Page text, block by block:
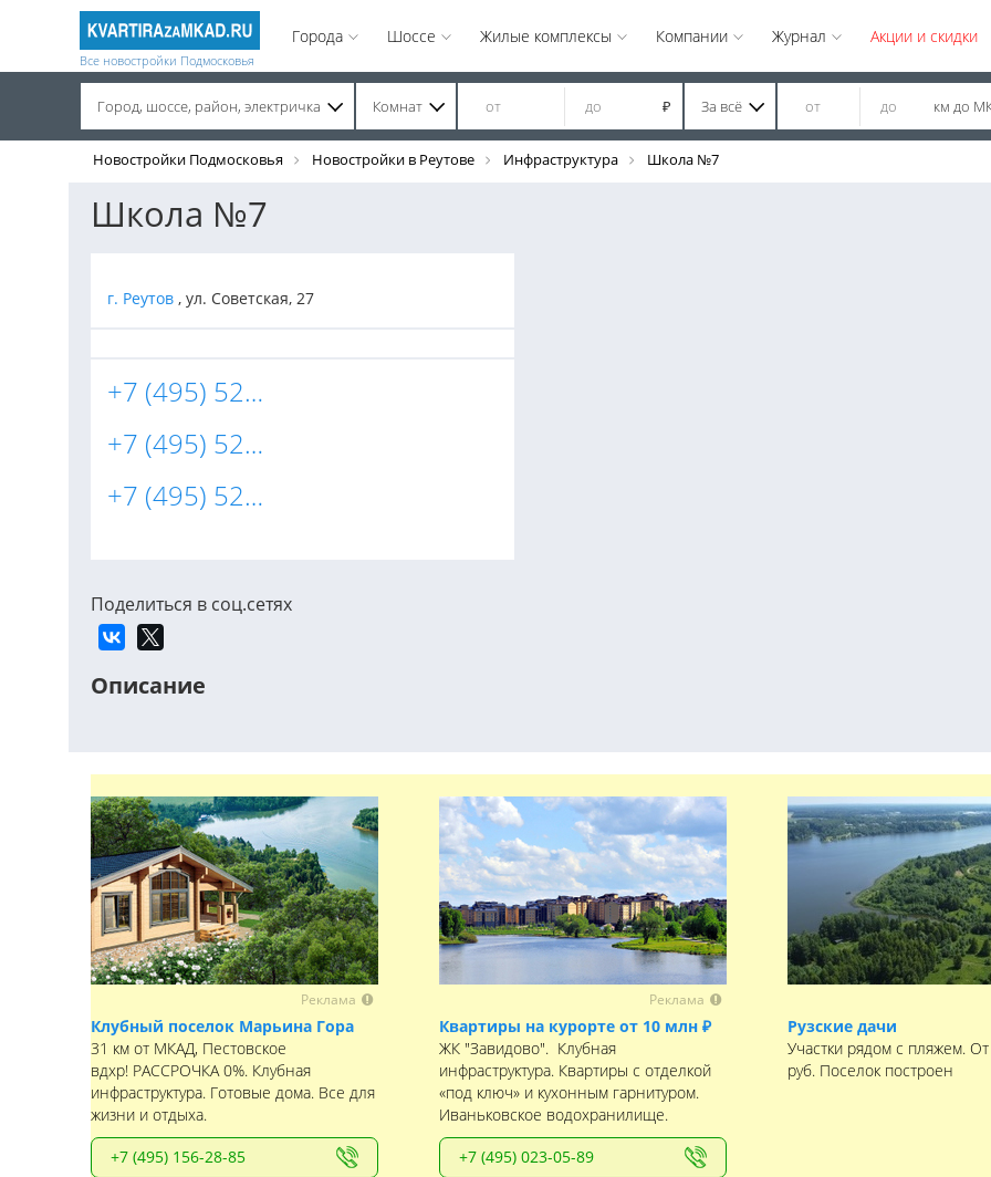
Все новостройки Подмосковья
Города Шоссе Жилые комплексы Компании Журнал Акции и скидки
Город, шоссе, район, электричка Комнат ₽ За всё км до
Новостройки Подмосковья Новостройки в Реутове Инфраструктура Школа №7
Школа №7
г. Реутов , ул. Советская, 27
+7 (495) 528-64-32
+7 (495) 528-02-29
+7 (495) 528-24-51
Поделиться в соц.сетях
Описание
Реклама
Клубный поселок Марьина Гора
31 км от МКАД, Пестовское
вдхр! РАССРОЧКА 0%. Клубная
инфраструктура. Готовые дома. Все для
жизни и отдыха.
+7 (495) 156-28-85
Реклама
Квартиры на курорте от 10 млн ₽
ЖК "Завидово". Клубная
инфраструктура. Квартиры с отделкой
«под ключ» и кухонным гарнитуром.
Иваньковское водохранилище.
+7 (495) 023-05-89
Рузские дачи
Участки рядом с пляжем.
руб. Поселок построен